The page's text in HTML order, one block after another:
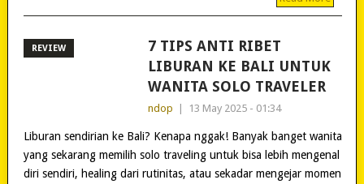
REVIEW
7 TIPS ANTI RIBET
LIBURAN KE BALI UNTUK
WANITA SOLO TRAVELER
ndop 13 May 2025 - 01:34
Liburan sendirian ke Bali? Kenapa nggak! Banyak banget wanita
yang sekarang memilih solo traveling untuk bisa lebih mengenal
diri sendiri, healing dari rutinitas, atau sekadar mengejar momen